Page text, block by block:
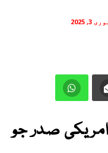
3, 2025
صدر جو